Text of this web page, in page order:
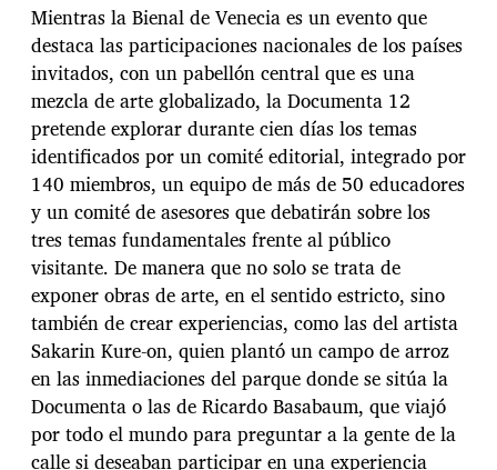
Mientras la Bienal de Venecia es un evento que
destaca las participaciones nacionales de los países
invitados, con un pabellón central que es una
mezcla de arte globalizado, la Documenta 12
pretende explorar durante cien días los temas
identificados por un comité editorial, integrado por
140 miembros, un equipo de más de 50 educadores
y un comité de asesores que debatirán sobre los
tres temas fundamentales frente al público
visitante. De manera que no solo se trata de
exponer obras de arte, en el sentido estricto, sino
también de crear experiencias, como las del artista
Sakarin Kure-on, quien plantó un campo de arroz
en las inmediaciones del parque donde se sitúa la
Documenta o las de Ricardo Basabaum, que viajó
por todo el mundo para preguntar a la gente de la
calle si deseaban participar en una experiencia